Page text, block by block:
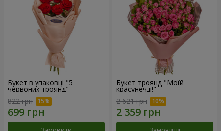
Букет в упаковці "5
червоних троянд"
822 грн
Букет троянд "Моїй
красунечці!"
2 621 грн